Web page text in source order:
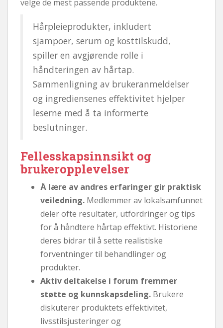
velge de mest passende produktene.
Hårpleieprodukter, inkludert
sjampoer, serum og kosttilskudd,
spiller en avgjørende rolle i
håndteringen av hårtap.
Sammenligning av brukeranmeldelser
og ingrediensenes effektivitet hjelper
leserne med å ta informerte
beslutninger.
Fellesskapsinnsikt og
brukeropplevelser
Å lære av andres erfaringer gir praktisk
veiledning. Medlemmer av lokalsamfunnet
deler ofte resultater, utfordringer og tips
for å håndtere hårtap effektivt. Historiene
deres bidrar til å sette realistiske
forventninger til behandlinger og
produkter.
Aktiv deltakelse i forum fremmer
støtte og kunnskapsdeling. Brukere
diskuterer produktets effektivitet,
livsstilsjusteringer og